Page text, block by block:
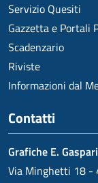
Servizio Quesiti
Gazzetta e Portali
Scadenzario
Riviste
Informazioni dal
Contatti
Grafiche E. Gaspari
Via Minghetti 18 -